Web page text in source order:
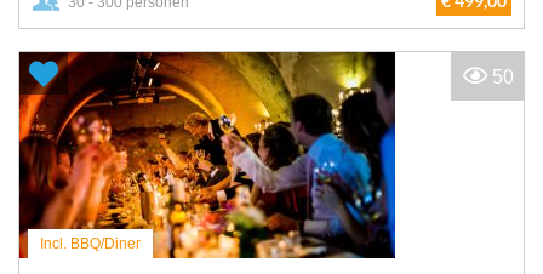
Incl. BBQ/Diner
50